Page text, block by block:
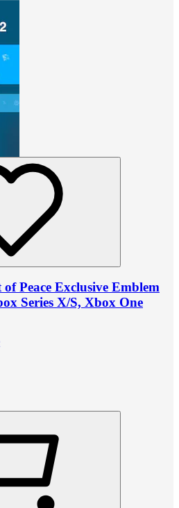
Peace Exclusive Emblem
Series X/S, Xbox One